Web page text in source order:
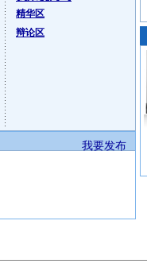
精华区
辩论区
我要发布